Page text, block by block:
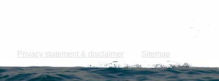
Dit is de officiële website van de Scouting Regio Vlietstreek. Copyright ©
Privacy statement & disclaimer Sitemap